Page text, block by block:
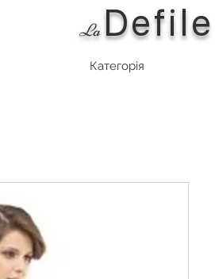
La Defile
Категорія